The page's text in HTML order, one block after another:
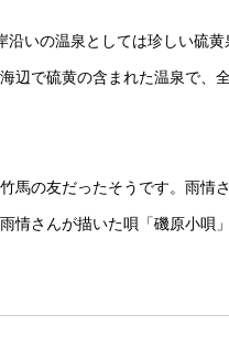
いの温泉としては珍しい硫
辺で硫黄の含まれた温泉で、
馬の友だったそうです。雨情
情さんが描いた唄「磯原小唄